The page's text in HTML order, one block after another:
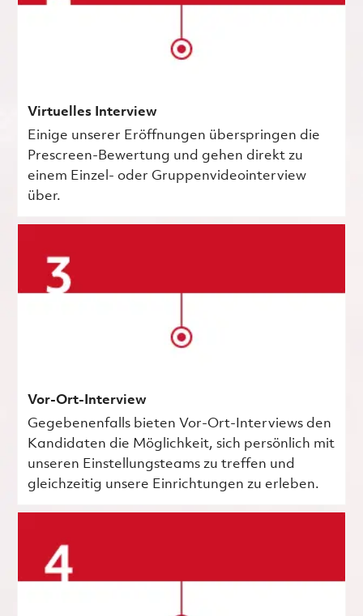
Virtuelles Interview
Einige unserer Eröffnungen überspringen die
Prescreen-Bewertung und gehen direkt zu
einem Einzel- oder Gruppenvideointerview
über.
Vor-Ort-Interview
Gegebenenfalls bieten Vor-Ort-Interviews den
Kandidaten die Möglichkeit, sich persönlich mit
unseren Einstellungsteams zu treffen und
gleichzeitig unsere Einrichtungen zu erleben.